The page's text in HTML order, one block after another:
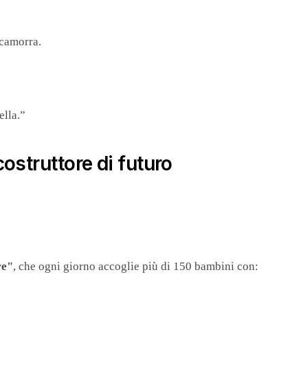
di futuro
, che ogni giorno accoglie più di 150 bambini con: